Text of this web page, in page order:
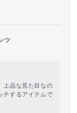
ツ
上品な見た目なの
チするアイテムで